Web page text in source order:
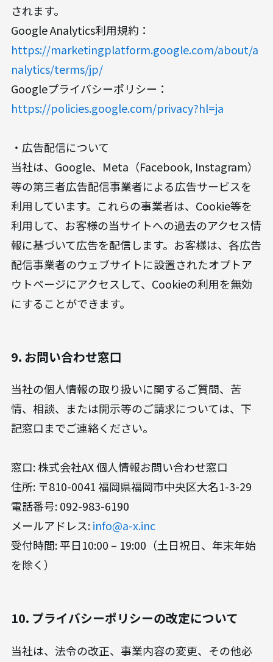
されます。
Google Analytics利用規約：
https://marketingplatform.google.com/about/a
nalytics/terms/jp/
Googleプライバシーポリシー：
https://policies.google.com/privacy?hl=ja
・広告配信について
当社は、Google、Meta（Facebook, Instagram）
等の第三者広告配信事業者による広告サービスを
利用しています。これらの事業者は、Cookie等を
利用して、お客様の当サイトへの過去のアクセス情
報に基づいて広告を配信します。お客様は、各広告
配信事業者のウェブサイトに設置されたオプトア
ウトページにアクセスして、Cookieの利用を無効
にすることができます。
9. お問い合わせ窓口
当社の個人情報の取り扱いに関するご質問、苦
情、相談、または開示等のご請求については、下
記窓口までご連絡ください。
窓口: 株式会社AX 個人情報お問い合わせ窓口
住所: 〒810-0041 福岡県福岡市中央区大名1-3-29
電話番号: 092-983-6190
メールアドレス:info@a-x.inc
受付時間: 平日10:00 – 19:00（土日祝日、年末年始
を除く）
10. プライバシーポリシーの改定について
当社は、法令の改正、事業内容の変更、その他必